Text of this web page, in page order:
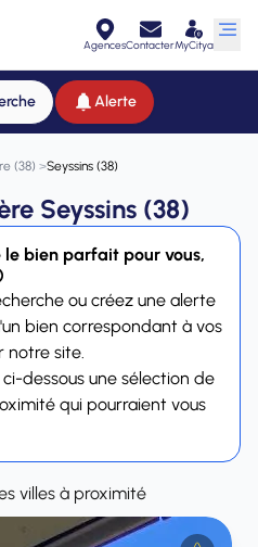
AgencesContacterMyCitya
Alerte
(38) >Seyssins (38)
Seyssins (38)
le bien parfait pour vous,
ou créez une alerte
bien correspondant à vos
notre site.
dessous une sélection de
qui pourraient vous
villes à proximité